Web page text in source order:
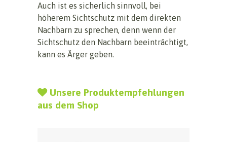
Auch ist es sicherlich sinnvoll, bei
höherem Sichtschutz mit dem direkten
Nachbarn zu sprechen, denn wenn der
Sichtschutz den Nachbarn beeinträchtigt,
kann es Ärger geben.
Unsere Produktempfehlungen
aus dem Shop